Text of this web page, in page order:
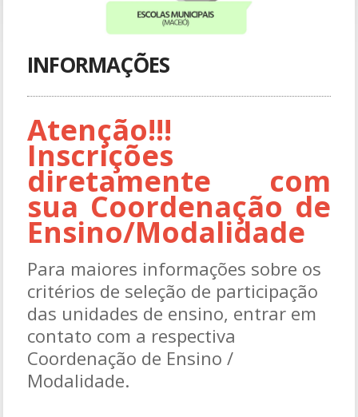
INFORMAÇÕES
Atenção!!!
Inscrições
diretamente com
sua Coordenação de
Ensino/Modalidade
Para maiores informações sobre os
critérios de seleção de participação
das unidades de ensino, entrar em
contato com a respectiva
Coordenação de Ensino /
Modalidade.